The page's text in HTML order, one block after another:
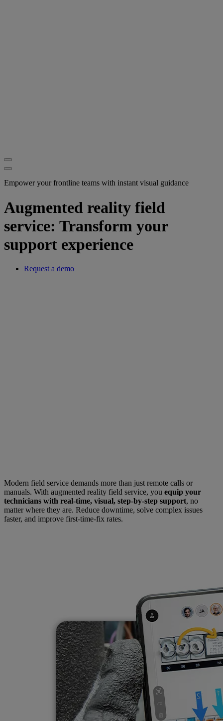
Empower your frontline teams with instant visual guidance
Augmented reality field
service: Transform your
support experience
Request a demo
Modern field service demands more than just remote calls or
manuals. With augmented reality field service, you equip your
technicians with real-time, visual, step-by-step support, no
matter where they are. Reduce downtime, solve complex issues
faster, and improve first-time-fix rates.